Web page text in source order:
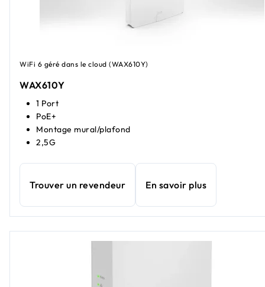
WiFi 6 géré dans le cloud (WAX610Y)
WAX610Y
1 Port
PoE+
Montage mural/plafond
2,5G
Trouver un revendeur En savoir plus